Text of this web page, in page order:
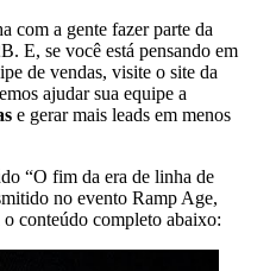
com a gente fazer parte da
E, se você está pensando em
de vendas, visite o site da
ajudar sua equipe a
e gerar mais leads em menos
“O fim da era de linha de
no evento Ramp Age,
conteúdo completo abaixo: